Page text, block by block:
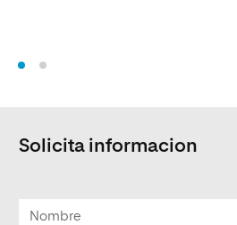
Solicita informacion